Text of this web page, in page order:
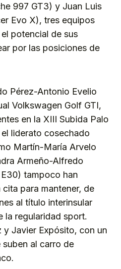
997 GT3) y Juan Luis
Evo X), tres equipos
potencial de sus
por las posiciones de
Pérez-Antonio Evelio
Volkswagen Golf GTI,
en la XIII Subida Palo
liderato cosechado
Martín-María Arvelo
Armeño-Alfredo
tampoco han
para mantener, de
al título interinsular
la regularidad sport.
y Javier Expósito, con un
suben al carro de